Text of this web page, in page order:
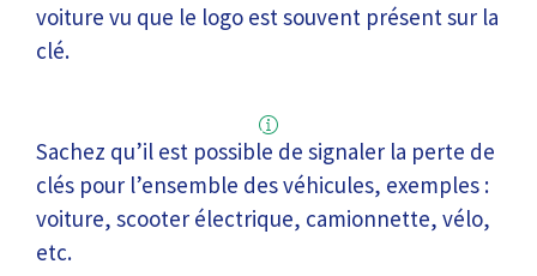
voiture vu que le logo est souvent présent sur la
clé.
Sachez qu’il est possible de signaler la perte de
clés pour l’ensemble des véhicules, exemples :
voiture, scooter électrique, camionnette, vélo,
etc.